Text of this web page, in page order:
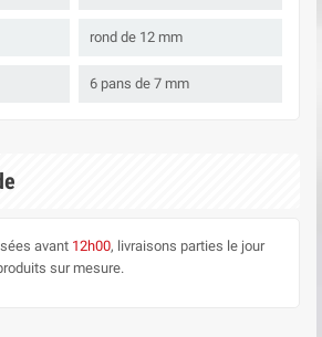
rond de 12 mm
6 pans de 7 mm
avant 12h00, livraisons parties le jour
sur mesure.